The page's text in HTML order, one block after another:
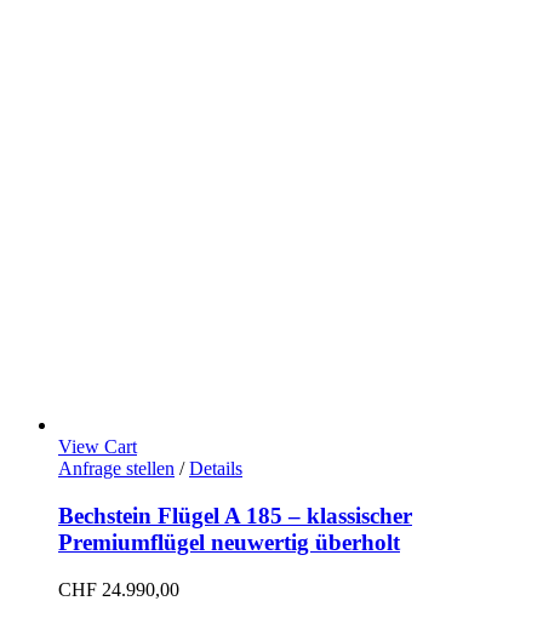
View Cart
Anfrage stellen / Details
Bechstein Flügel A 185 – klassischer
Premiumflügel neuwertig überholt
CHF 24.990,00